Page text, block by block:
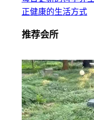
正健康的生活方式
推荐会所